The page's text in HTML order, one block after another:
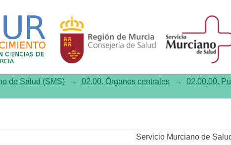
2011, Volumen
de Salud (SMS) → 02.00. Órganos centrales → 02.00.00.
Servicio Murciano de